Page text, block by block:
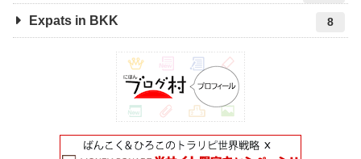
Expats in BKK 8